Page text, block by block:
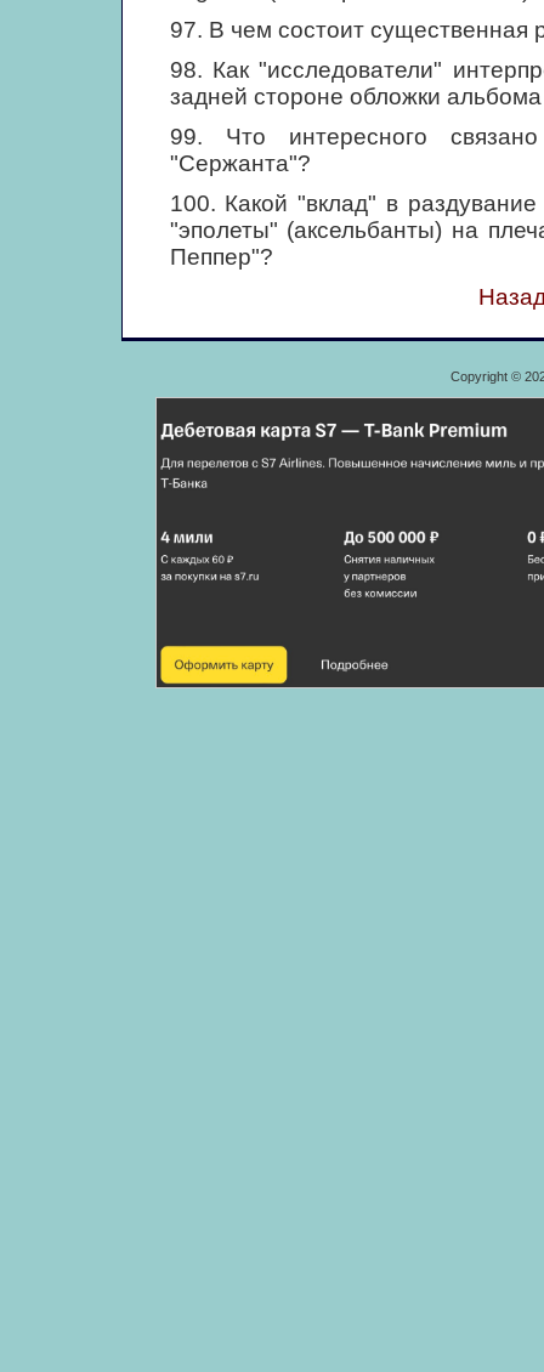
97. В чем состоит существенная
98. Как "исследователи"
задней стороне обложки
99. Что интересного
"Сержанта"?
100. Какой "вклад" в
"эполеты" (аксельбанты) на
Пеппер"?
Copyright ©